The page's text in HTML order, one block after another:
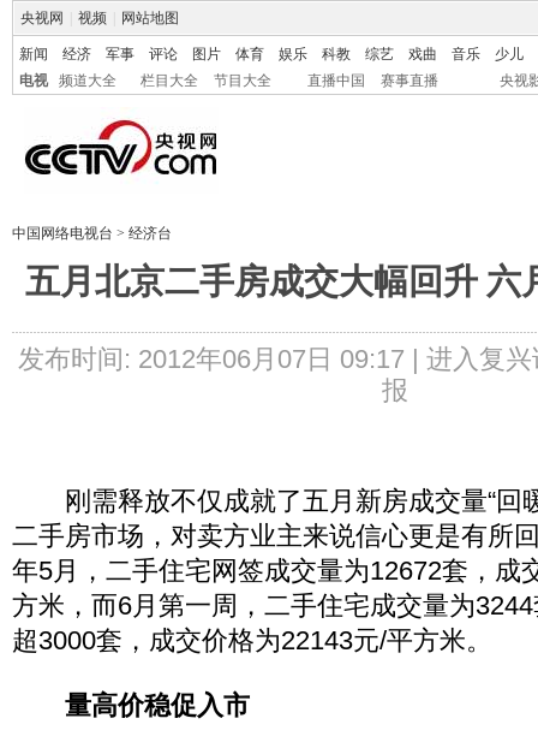
央视网 视频 网站地图
新闻 经济 军事 评论 图片 体育 娱乐 科教 综艺 戏曲 音乐
少儿
电视
频道大全 栏目大全 节目大全 直播中国 赛事直播 央视
中国网络电视台 > 经济台
五月北京二手房成交大幅回升 六
发布时间: 2012年06月07日 09:17 | 进入复兴
报
刚需释放不仅成就了五月新房成交量“回
二手房市场，对卖方业主来说信心更是有所
年5月，二手住宅网签成交量为12672套，成
方米，而6月第一周，二手住宅成交量为
超3000套，成交价格为22143元/平方米。
量高价稳促入市